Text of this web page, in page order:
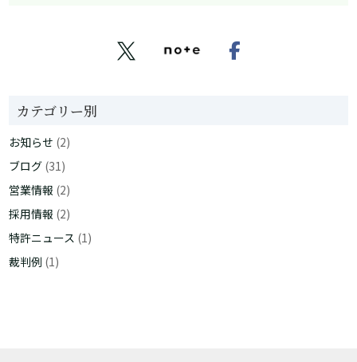
 
カテゴリー別
お知らせ (2)
ブログ (31)
営業情報 (2)
採用情報 (2)
特許ニュース (1)
裁判例 (1)